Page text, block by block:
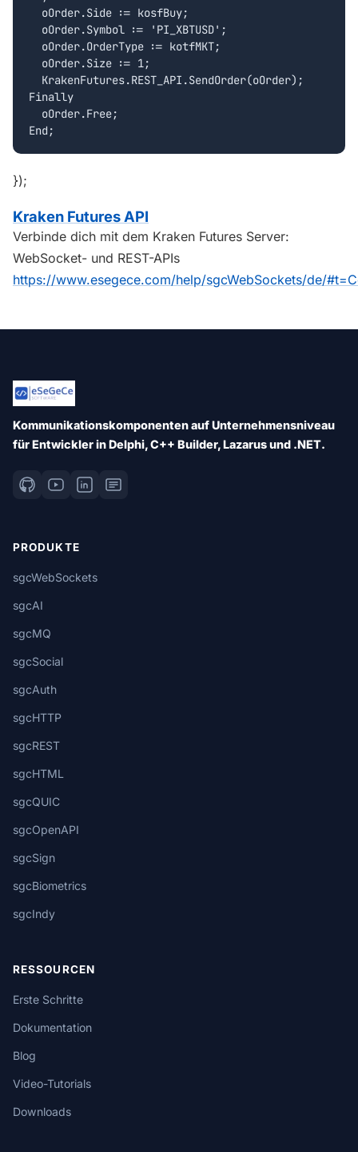
  oOrder.Side := kosfBuy;
  oOrder.Symbol := 'PI_XBTUSD';
  oOrder.OrderType := kotfMKT;
  oOrder.Size := 1;
  KrakenFutures.REST_API.SendOrder(oOrder);
Finally
  oOrder.Free;
});
Kraken Futures API
Verbinde dich mit dem Kraken Futures Server:
WebSocket- und REST-APIs
https://www.esegece.com/help/sgcWebSockets/de/
Kommunikationskomponenten auf Unternehmensniveau
für Entwickler in Delphi, C++ Builder, Lazarus und .NET.
PRODUKTE
sgcWebSockets
sgcAI
sgcMQ
sgcSocial
sgcAuth
sgcHTTP
sgcREST
sgcHTML
sgcQUIC
sgcOpenAPI
sgcSign
sgcBiometrics
sgcIndy
RESSOURCEN
Erste Schritte
Dokumentation
Blog
Video-Tutorials
Downloads